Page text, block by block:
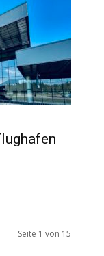
Seite 1 von 15